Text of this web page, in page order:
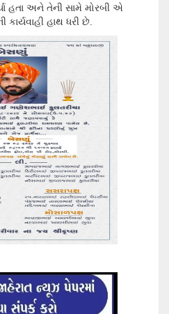
હતા અને તેની સામે મોરબી એ
હાથ ધરી છે.